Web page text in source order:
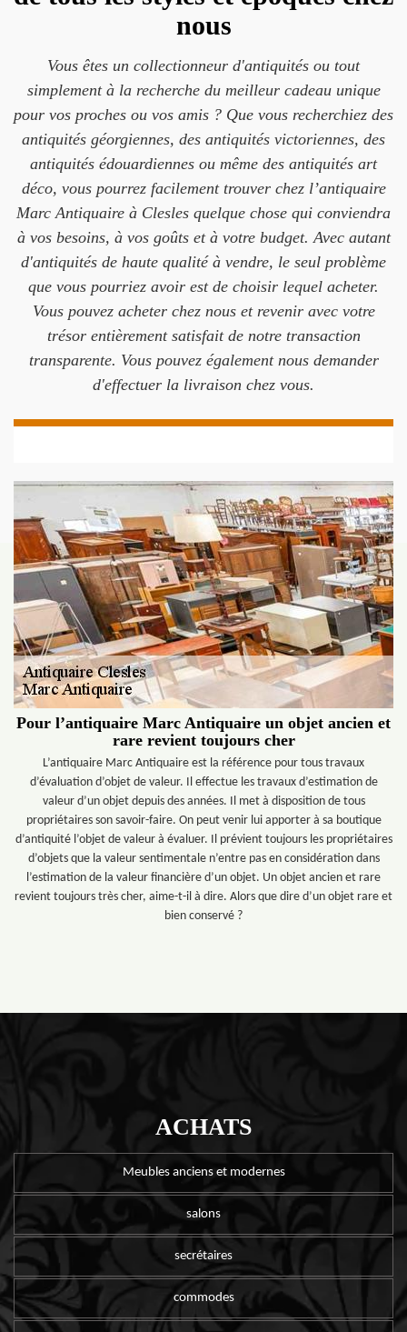
nous
Vous êtes un collectionneur d'antiquités ou tout
simplement à la recherche du meilleur cadeau unique
pour vos proches ou vos amis ? Que vous recherchiez des
antiquités géorgiennes, des antiquités victoriennes, des
antiquités édouardiennes ou même des antiquités art
déco, vous pourrez facilement trouver chez l’antiquaire
Marc Antiquaire à Clesles quelque chose qui conviendra
à vos besoins, à vos goûts et à votre budget. Avec autant
d'antiquités de haute qualité à vendre, le seul problème
que vous pourriez avoir est de choisir lequel acheter.
Vous pouvez acheter chez nous et revenir avec votre
trésor entièrement satisfait de notre transaction
transparente. Vous pouvez également nous demander
d'effectuer la livraison chez vous.
Pour l’antiquaire Marc Antiquaire un objet ancien et
rare revient toujours cher
L’antiquaire Marc Antiquaire est la référence pour tous travaux
d’évaluation d’objet de valeur. Il effectue les travaux d’estimation de
valeur d’un objet depuis des années. Il met à disposition de tous
propriétaires son savoir-faire. On peut venir lui apporter à sa boutique
d’antiquité l’objet de valeur à évaluer. Il prévient toujours les propriétaires
d’objets que la valeur sentimentale n’entre pas en considération dans
l’estimation de la valeur financière d’un objet. Un objet ancien et rare
revient toujours très cher, aime-t-il à dire. Alors que dire d’un objet rare et
bien conservé ?
ACHATS
Meubles anciens et modernes
salons
secrétaires
commodes